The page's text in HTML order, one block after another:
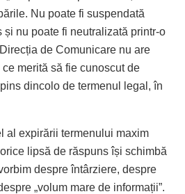
Nu poate fi suspendată
și nu poate fi neutralizată printr-o
de Comunicare nu are
merită să fie cunoscut de
dincolo de termenul legal, în
al expirării termenului maxim
lipsă de răspuns își schimbă
despre întârziere, despre
„volum mare de informații”.